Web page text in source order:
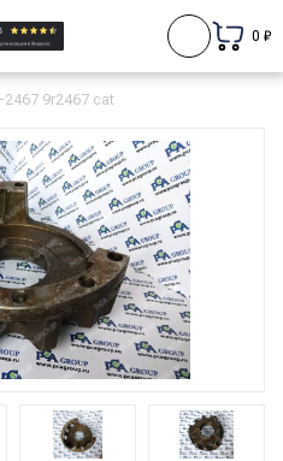
0 ₽
2467 9r2467 cat